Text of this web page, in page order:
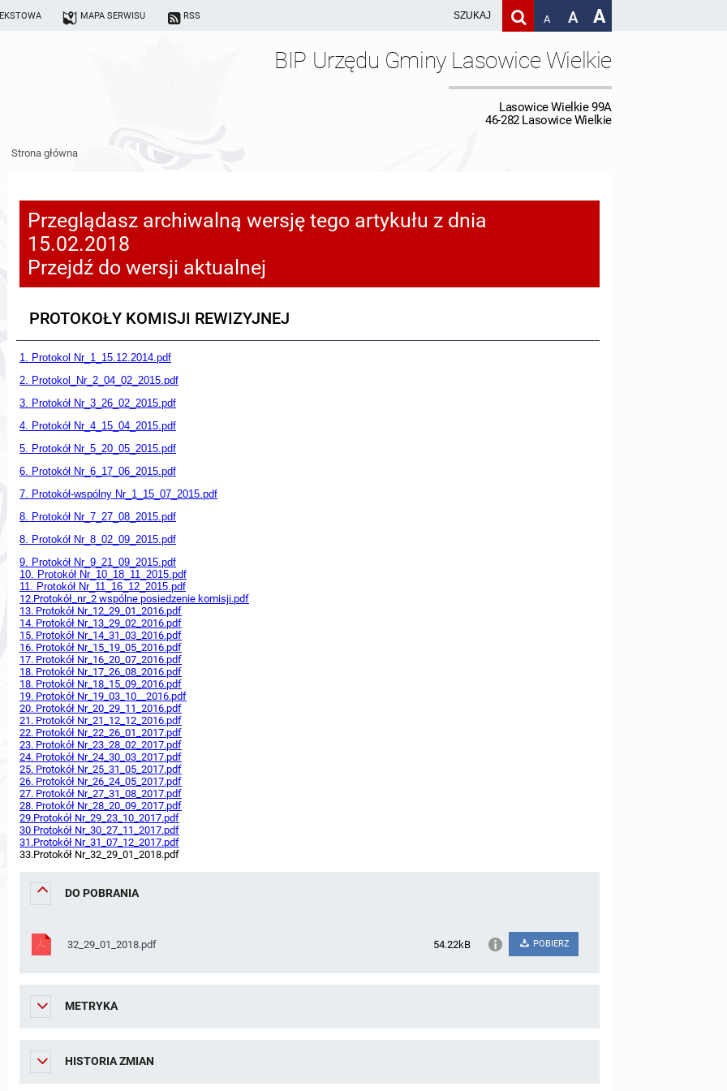
MAPA SERWISU RSS A A A
BIP Urzędu Gminy Lasowice Wielkie
Lasowice Wielkie 99A
46-282 Lasowice Wielkie
Strona główna
Przeglądasz archiwalną wersję tego artykułu z dnia
15.02.2018
Przejdź do wersji aktualnej
PROTOKOŁY KOMISJI REWIZYJNEJ
1. Protokol Nr_1_15.12.2014.pdf
2. Protokol_Nr_2_04_02_2015.pdf
3. Protokół Nr_3_26_02_2015.pdf
4. Protokół Nr_4_15_04_2015.pdf
5. Protokół Nr_5_20_05_2015.pdf
6. Protokół Nr_6_17_06_2015.pdf
7. Protokół-wspólny Nr_1_15_07_2015.pdf
8. Protokół Nr_7_27_08_2015.pdf
8. Protokół Nr_8_02_09_2015.pdf
9. Protokół Nr_9_21_09_2015.pdf
10. Protokół Nr_10_18_11_2015.pdf
11. Protokół Nr_11_16_12_2015.pdf
12.Protokół_nr_2 wspólne posiedzenie komisji.pdf
13. Protokół Nr_12_29_01_2016.pdf
14. Protokół Nr_13_29_02_2016.pdf
15. Protokół Nr_14_31_03_2016.pdf
16. Protokół Nr_15_19_05_2016.pdf
17. Protokół Nr_16_20_07_2016.pdf
18. Protokół Nr_17_26_08_2016.pdf
18. Protokół Nr_18_15_09_2016.pdf
19. Protokół Nr_19_03_10__2016.pdf
20. Protokół Nr_20_29_11_2016.pdf
21. Protokół Nr_21_12_12_2016.pdf
22. Protokół Nr_22_26_01_2017.pdf
23. Protokół Nr_23_28_02_2017.pdf
24. Protokół Nr_24_30_03_2017.pdf
25. Protokół Nr_25_31_05_2017.pdf
26. Protokół Nr_26_24_05_2017.pdf
27. Protokół Nr_27_31_08_2017.pdf
28. Protokół Nr_28_20_09_2017.pdf
29.Protokół Nr_29_23_10_2017.pdf
30 Protokół Nr_30_27_11_2017.pdf
31.Protokół Nr_31_07_12_2017.pdf
33.Protokół Nr_32_29_01_2018.pdf
DO POBRANIA
32_29_01_2018.pdf 54.22kB POBIERZ
METRYKA
HISTORIA ZMIAN